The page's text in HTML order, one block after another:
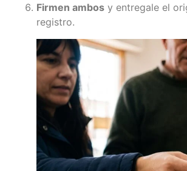
Firmen ambos y entregale el
registro.